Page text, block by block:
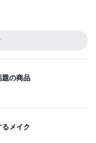
題の商品
メイク